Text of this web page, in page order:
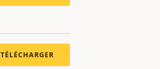
TÉLÉCHARGER